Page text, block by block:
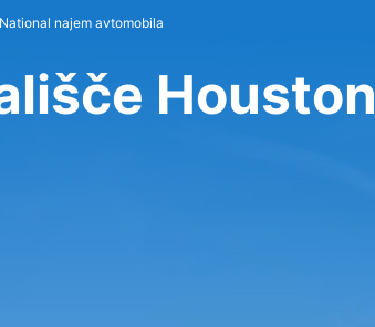
National najem avtomobila
Houston